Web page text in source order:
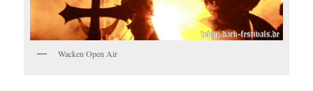
Wacken Open Air